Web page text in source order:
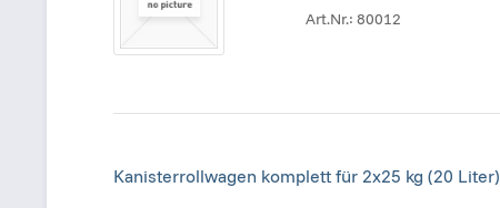
Art.Nr.:80012
Kanisterrollwagen komplett für 2x25 kg (20 Liter)